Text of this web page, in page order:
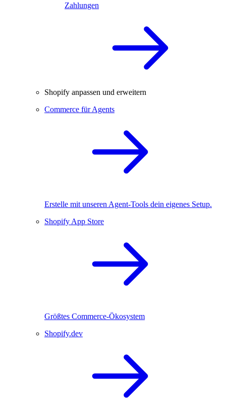
Zahlungen
Shopify anpassen und erweitern
Commerce für Agents
Erstelle mit unseren Agent-Tools dein eigenes Setup.
Shopify App Store
Größtes Commerce-Ökosystem
Shopify.dev